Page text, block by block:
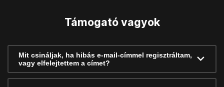
Támogató vagyok
Mit csináljak, ha hibás e-mail-címmel regisztráltam,
vagy elfelejtettem a címet?